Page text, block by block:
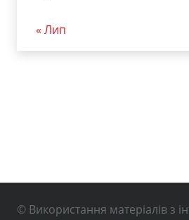
« Лип
© Використання матеріалів з